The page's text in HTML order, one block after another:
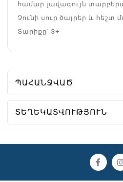
համար լավագույն
Չունի սուր ծայրեր և հեշտ
Տարիքը՝ 3+
ՊԱՀԱՆՋՎԱԾ
ՏԵՂԵԿԱՏՎՈՒԹՅՈՒՆ